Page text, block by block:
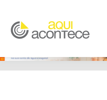
googleb82de9a22cec23e8.html